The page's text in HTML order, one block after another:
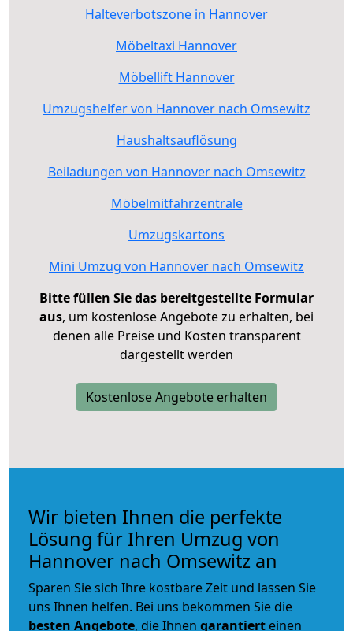
Halteverbotszone in Hannover
Möbeltaxi Hannover
Möbellift Hannover
Umzugshelfer von Hannover nach Omsewitz
Haushaltsauflösung
Beiladungen von Hannover nach Omsewitz
Möbelmitfahrzentrale
Umzugskartons
Mini Umzug von Hannover nach Omsewitz
Bitte füllen Sie das bereitgestellte Formular
aus, um kostenlose Angebote zu erhalten, bei
denen alle Preise und Kosten transparent
dargestellt werden
Kostenlose Angebote erhalten
Wir bieten Ihnen die perfekte
Lösung für Ihren Umzug von
Hannover nach Omsewitz an
Sparen Sie sich Ihre kostbare Zeit und lassen Sie
uns Ihnen helfen. Bei uns bekommen Sie die
besten Angebote, die Ihnen garantiert einen